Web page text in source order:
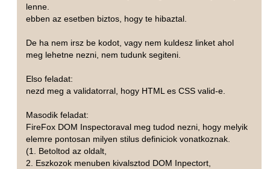
lenne.
ebben az esetben biztos, hogy te hibaztal.
De ha nem irsz be kodot, vagy nem kuldesz linket ahol
meg lehetne nezni, nem tudunk segiteni.
Elso feladat:
nezd meg a validatorral, hogy HTML es CSS valid-e.
Masodik feladat:
FireFox DOM Inspectoraval meg tudod nezni, hogy melyik
elemre pontosan milyen stilus definiciok vonatkoznak.
(1. Betoltod az oldalt,
2. Eszkozok menuben kivalsztod DOM Inpectort,